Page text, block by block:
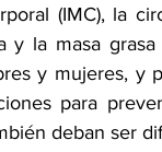
(IMC), la
y la masa
y mujeres, y
para
deban ser